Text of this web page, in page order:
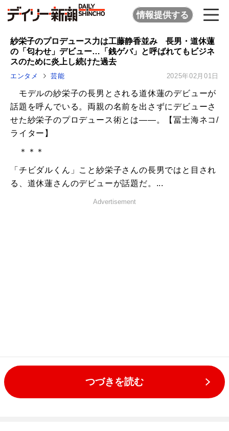
情報提供する
紗栄子のプロデュース力は工藤静香並み 長男・道休蓮
の「匂わせ」デビュー…「銭ゲバ」と呼ばれてもビジネ
スのために炎上し続けた過去
エンタメ 芸能 2025年02月01日
モデルの紗栄子の長男とされる道休蓮のデビューが
話題を呼んでいる。両親の名前を出さずにデビューさ
せた紗栄子のプロデュース術とは――。【冨士海ネコ/
ライター】
＊＊＊
「チビダルくん」こと紗栄子さんの長男ではと目され
る、道休蓮さんのデビューが話題だ。...
Advertisement
つづきを読む